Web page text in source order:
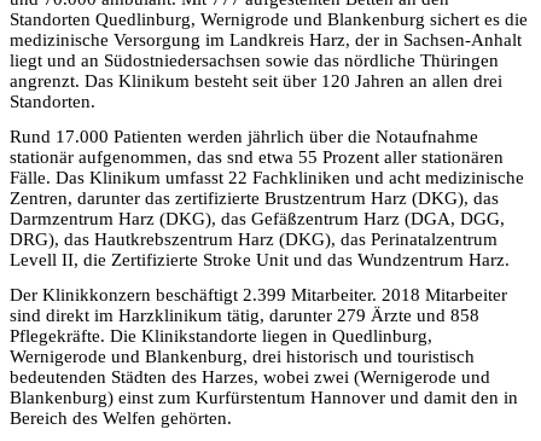
Standorten Quedlinburg, Wernigrode und Blankenburg sichert es die
medizinische Versorgung im Landkreis Harz, der in Sachsen-Anhalt
liegt und an Südostniedersachsen sowie das nördliche Thüringen
angrenzt. Das Klinikum besteht seit über 120 Jahren an allen drei
Standorten.
Rund 17.000 Patienten werden jährlich über die Notaufnahme
stationär aufgenommen, das snd etwa 55 Prozent aller stationären
Fälle. Das Klinikum umfasst 22 Fachkliniken und acht medizinische
Zentren, darunter das zertifizierte Brustzentrum Harz (DKG), das
Darmzentrum Harz (DKG), das Gefäßzentrum Harz (DGA, DGG,
DRG), das Hautkrebszentrum Harz (DKG), das Perinatalzentrum
Levell II, die Zertifizierte Stroke Unit und das Wundzentrum Harz.
Der Klinikkonzern beschäftigt 2.399 Mitarbeiter. 2018 Mitarbeiter
sind direkt im Harzklinikum tätig, darunter 279 Ärzte und 858
Pflegekräfte. Die Klinikstandorte liegen in Quedlinburg,
Wernigerode und Blankenburg, drei historisch und touristisch
bedeutenden Städten des Harzes, wobei zwei (Wernigerode und
Blankenburg) einst zum Kurfürstentum Hannover und damit den in
Bereich des Welfen gehörten.